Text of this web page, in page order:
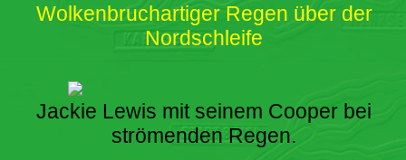
Wolkenbruchartiger Regen über der
Nordschleife
Jackie Lewis mit seinem Cooper bei
strömenden Regen.